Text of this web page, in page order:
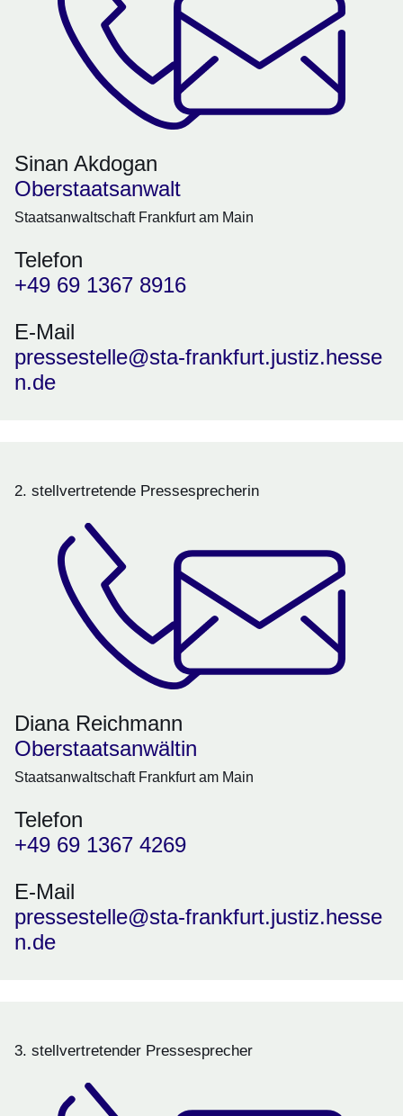
Sinan Akdogan
Oberstaatsanwalt
Staatsanwaltschaft Frankfurt am Main
Telefon
+49 69 1367 8916
E-Mail
pressestelle@sta-frankfurt.justiz.hesse
n.de
2. stellvertretende Pressesprecherin
Diana Reichmann
Oberstaatsanwältin
Staatsanwaltschaft Frankfurt am Main
Telefon
+49 69 1367 4269
E-Mail
pressestelle@sta-frankfurt.justiz.hesse
n.de
3. stellvertretender Pressesprecher